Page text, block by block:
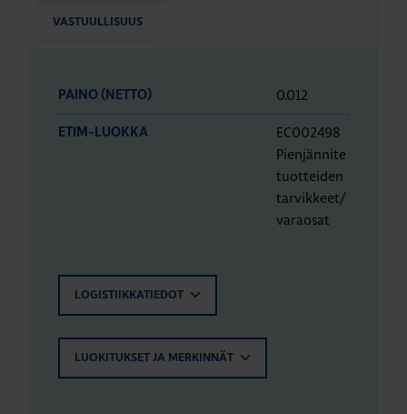
VASTUULLISUUS
PAINO (NETTO) 0.012
ETIM-LUOKKA
EC002498
Pienjännite
tuotteiden
tarvikkeet/
varaosat
LOGISTIIKKATIEDOT
LUOKITUKSET JA MERKINNÄT